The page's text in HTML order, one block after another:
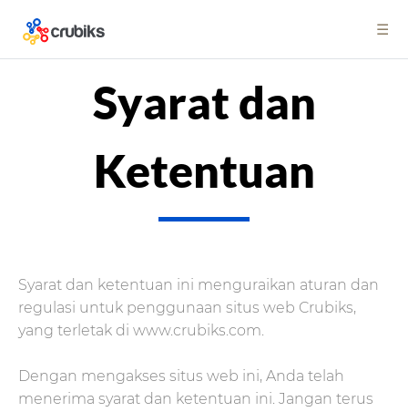
☰
Syarat dan
Ketentuan
Syarat dan ketentuan ini menguraikan aturan dan
regulasi untuk penggunaan situs web Crubiks,
yang terletak di www.crubiks.com.
Dengan mengakses situs web ini, Anda telah
menerima syarat dan ketentuan ini. Jangan terus